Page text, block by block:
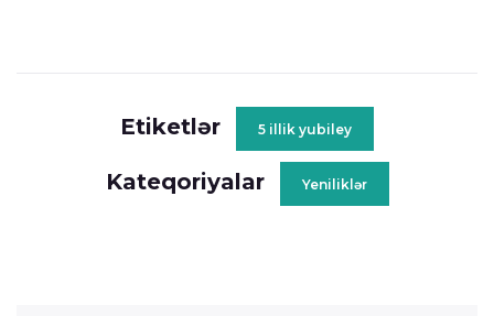
Etiketlər 5 illik yubiley
Kateqoriyalar Yeniliklər